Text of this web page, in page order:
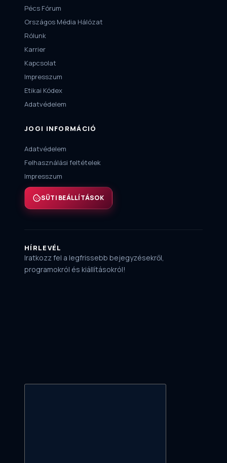
Pécs Fórum
Országos Média Hálózat
Rólunk
Karrier
Kapcsolat
Impresszum
Etikai Kódex
Adatvédelem
JOGI INFORMÁCIÓ
Adatvédelem
Felhasználási feltételek
Impresszum
SÜTI BEÁLLÍTÁSOK
HÍRLEVÉL
Iratkozz fel a legfrissebb bejegyzésekről,
programokról és kiállításokról!